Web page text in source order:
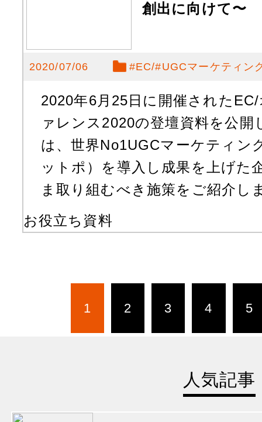
創出に向けて〜
2020/07/06 #EC #UGCマーケティン
2020年6月25日に開催された
ァレンス2020の登壇資料を公開
は、世界No1UGCマーケティン
ットポ）を導入し成果を上げた
ま取り組むべき施策をご紹介し
お役立ち資料
1 2 3 4 5
人気記事